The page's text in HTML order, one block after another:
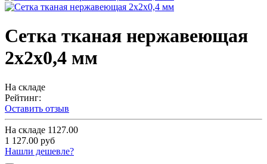
Сетка тканая нержавеющая
2х2х0,4 мм
На складе
Рейтинг:
Оставить отзыв
На складе 1127.00
1 127.00 руб
Нашли дешевле?